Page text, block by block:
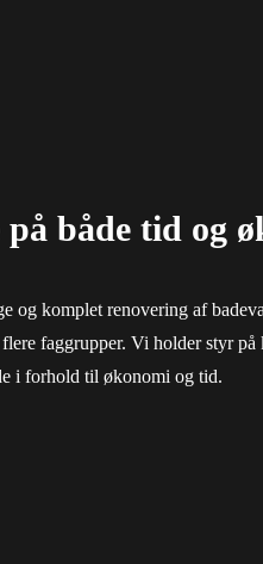
både tid og
og komplet renovering af
faggrupper. Vi holder styr
i forhold til økonomi og tid.